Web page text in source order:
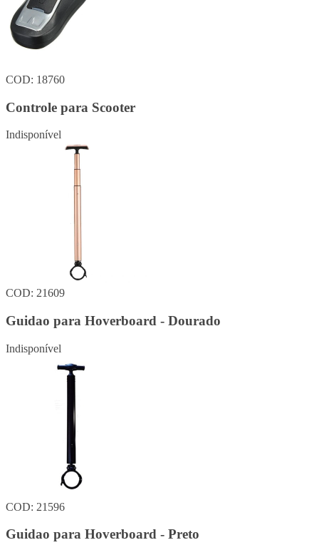
COD: 18760
Controle para Scooter
Indisponível
COD: 21609
Guidao para Hoverboard - Dourado
Indisponível
COD: 21596
Guidao para Hoverboard - Preto